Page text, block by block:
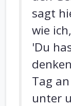
sagt
wie
'Du
Tag
unter